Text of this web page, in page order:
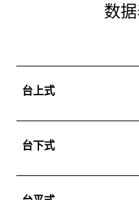
数
台上式
台下式